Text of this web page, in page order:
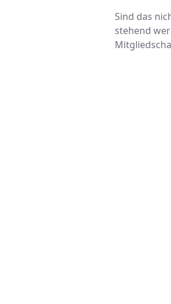
Sind das
stehend